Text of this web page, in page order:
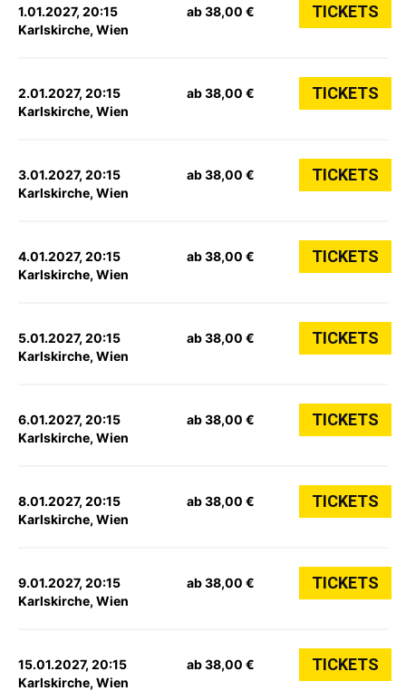
1.01.2027, 20:15
Karlskirche, Wien
ab 38,00 € TICKETS
2.01.2027, 20:15
Karlskirche, Wien
ab 38,00 € TICKETS
3.01.2027, 20:15
Karlskirche, Wien
ab 38,00 € TICKETS
4.01.2027, 20:15
Karlskirche, Wien
ab 38,00 € TICKETS
5.01.2027, 20:15
Karlskirche, Wien
ab 38,00 € TICKETS
6.01.2027, 20:15
Karlskirche, Wien
ab 38,00 € TICKETS
8.01.2027, 20:15
Karlskirche, Wien
ab 38,00 € TICKETS
9.01.2027, 20:15
Karlskirche, Wien
ab 38,00 € TICKETS
15.01.2027, 20:15
Karlskirche, Wien
ab 38,00 € TICKETS